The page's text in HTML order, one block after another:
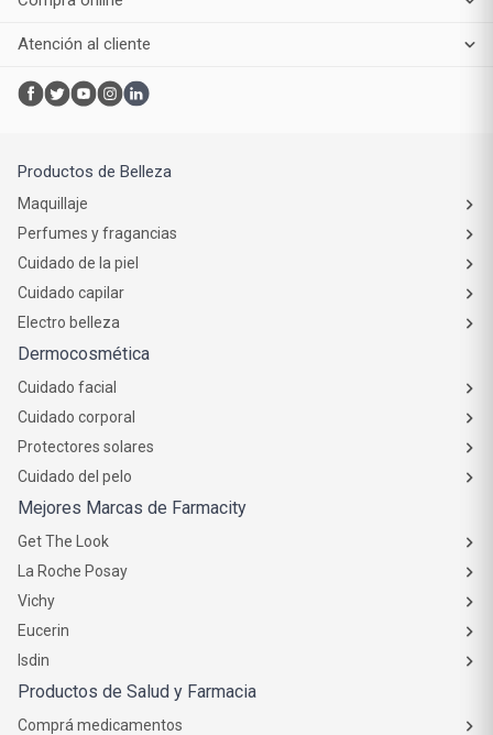
Atención al cliente
Productos de Belleza
Maquillaje
Perfumes y fragancias
Cuidado de la piel
Cuidado capilar
Electro belleza
Dermocosmética
Cuidado facial
Cuidado corporal
Protectores solares
Cuidado del pelo
Mejores Marcas de Farmacity
Get The Look
La Roche Posay
Vichy
Eucerin
Isdin
Productos de Salud y Farmacia
Comprá medicamentos